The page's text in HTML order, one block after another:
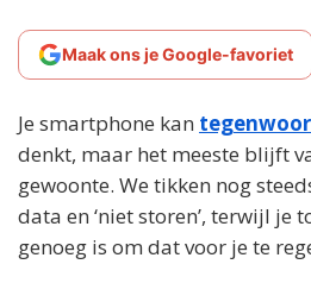
Maak ons je Google-favoriet
Je smartphone kan
denkt, maar het meeste blijft
gewoonte. We tikken nog
data en ‘niet storen’, terwijl je
genoeg is om dat voor je te